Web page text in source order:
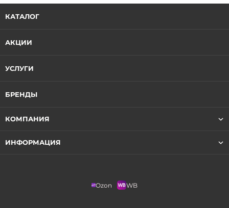
КАТАЛОГ
АКЦИИ
УСЛУГИ
БРЕНДЫ
КОМПАНИЯ
ИНФОРМАЦИЯ
Ozon WB